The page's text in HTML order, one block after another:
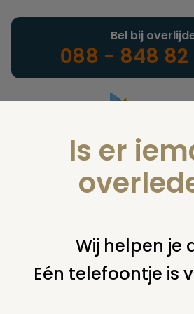
Landelijke
Bel bij
088 - 848 82
U bent hier: home nieuws & agenda
vacatures op uitvaartvacatures.nl
Is er
Wij helpen je
Eén telefoontje is